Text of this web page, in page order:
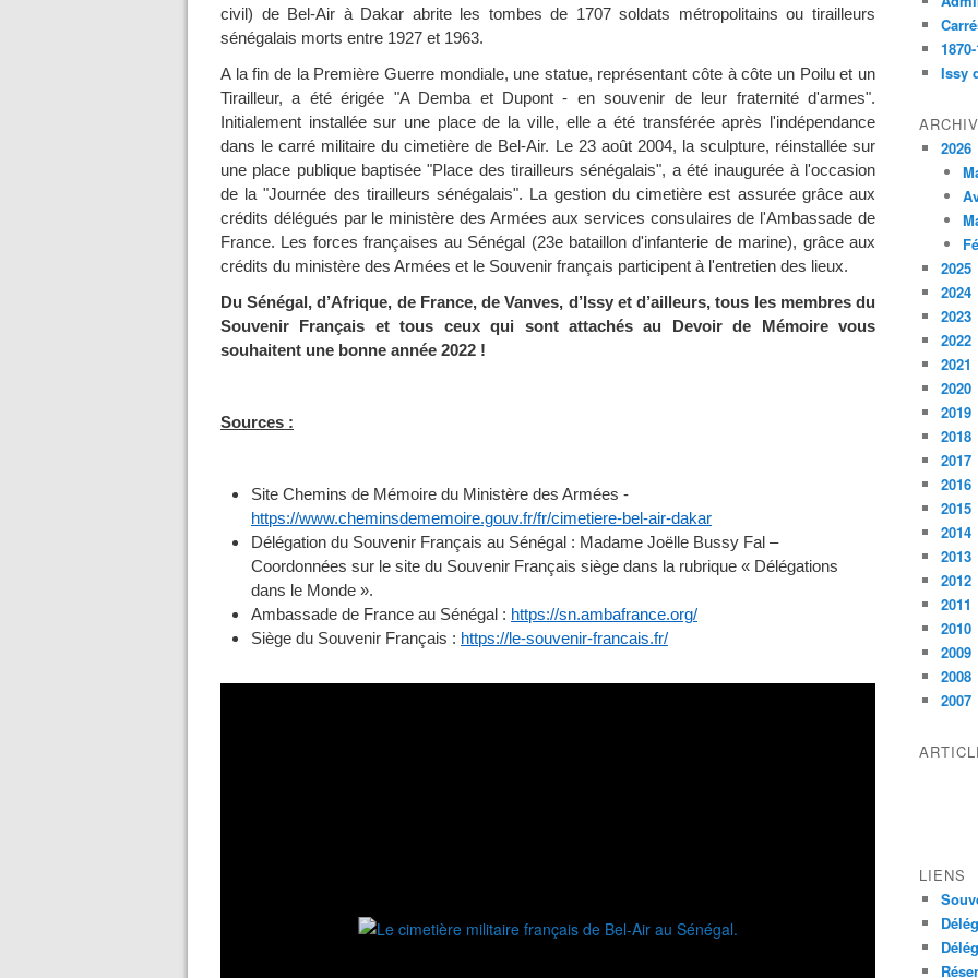
civil) de Bel-Air à Dakar abrite les tombes de 1707 soldats métropolitains ou tirailleurs
sénégalais morts entre 1927 et 1963.
A la fin de la Première Guerre mondiale, une statue, représentant côte à côte un Poilu et un
Tirailleur, a été érigée "A Demba et Dupont - en souvenir de leur fraternité d'armes".
Initialement installée sur une place de la ville, elle a été transférée après l'indépendance
dans le carré militaire du cimetière de Bel-Air. Le 23 août 2004, la sculpture, réinstallée sur
une place publique baptisée "Place des tirailleurs sénégalais", a été inaugurée à l'occasion
de la "Journée des tirailleurs sénégalais". La gestion du cimetière est assurée grâce aux
crédits délégués par le ministère des Armées aux services consulaires de l'Ambassade de
France. Les forces françaises au Sénégal (23e bataillon d'infanterie de marine), grâce aux
crédits du ministère des Armées et le Souvenir français participent à l'entretien des lieux.
Du Sénégal, d’Afrique, de France, de Vanves, d’Issy et d’ailleurs, tous les membres du
Souvenir Français et tous ceux qui sont attachés au Devoir de Mémoire vous
souhaitent une bonne année 2022 !
Sources :
Site Chemins de Mémoire du Ministère des Armées -
https://www.cheminsdememoire.gouv.fr/fr/cimetiere-bel-air-dakar
Délégation du Souvenir Français au Sénégal : Madame Joëlle Bussy Fal –
Coordonnées sur le site du Souvenir Français siège dans la rubrique « Délégations
dans le Monde ».
Ambassade de France au Sénégal : https://sn.ambafrance.org/
Siège du Souvenir Français : https://le-souvenir-francais.fr/
Issy
2026
2025
2024
2023
2022
2021
2020
2019
2018
2017
2016
2015
2014
2013
2012
2011
2010
2009
2008
2007
LIENS